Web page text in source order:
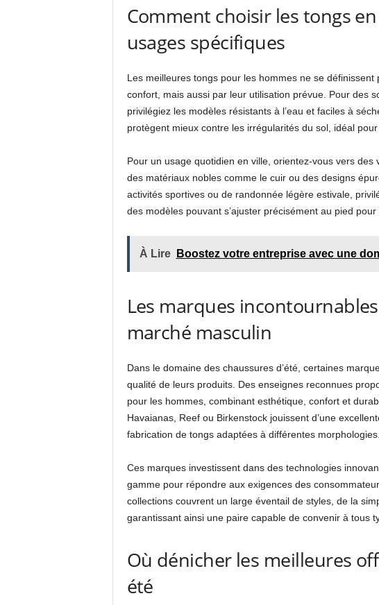
Comment choisir les tongs
usages spécifiques
Les meilleures tongs pour les hommes ne se
confort, mais aussi par leur utilisation prévue. Pour des
privilégiez les modèles résistants à l’eau et faciles à
protègent mieux contre les irrégularités du sol, idéal
Pour un usage quotidien en ville, orientez-vous vers
des matériaux nobles comme le cuir ou des designs
activités sportives ou de randonnée légère estivale,
des modèles pouvant s’ajuster précisément au pied
À Lire Boostez votre entreprise avec une
Les marques
marché masculin
Dans le domaine des chaussures d’été, certaines
qualité de leurs produits. Des enseignes reconnues
pour les hommes, combinant esthétique, confort et
Havaianas, Reef ou Birkenstock jouissent d’une
fabrication de tongs adaptées à différentes morphologies.
Ces marques investissent dans des technologies
gamme pour répondre aux exigences des
collections couvrent un large éventail de styles, de la
garantissant ainsi une paire capable de convenir à tous
Où dénicher les meilleures
été